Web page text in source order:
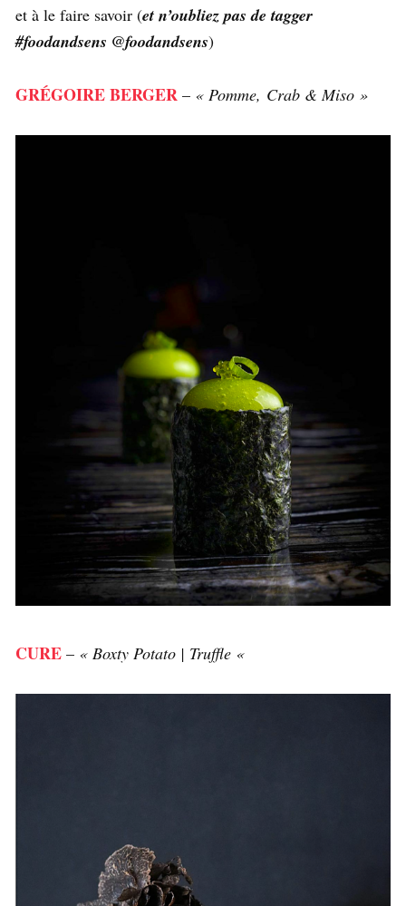
et à le faire savoir (et n’oubliez pas de tagger
#foodandsens @foodandsens)
GRÉGOIRE BERGER – « Pomme, Crab & Miso »
CURE – « Boxty Potato | Truffle «